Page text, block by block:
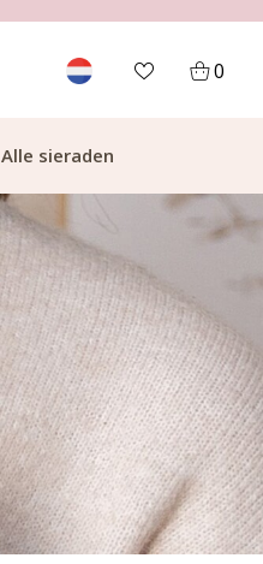
0
Alle sieraden